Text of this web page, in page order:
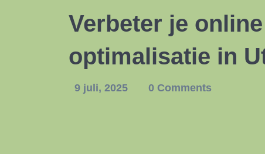
Verbeter je
optimalisatie in
9 juli, 2025 0 Comments